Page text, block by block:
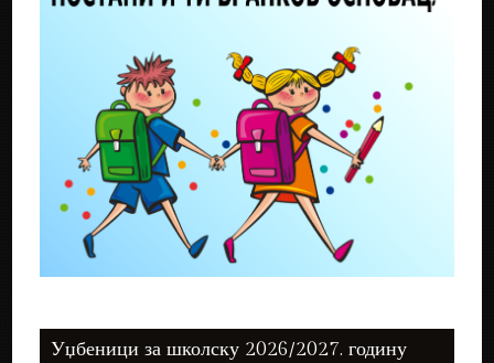
Уџбеници за школску 2026/2027. годину